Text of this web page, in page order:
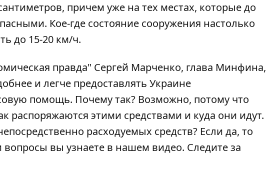
, причем уже на тех местах, которые до
Кое-где состояние сооружения настолько
до 15-20 км/ч.
правда" Сергей Марченко, глава Минфина,
и легче предоставлять Украине
помощь. Почему так? Возможно, потому что
распоряжаются этими средствами и куда они идут.
расходуемых средств? Если да, то
вопросы вы узнаете в нашем видео. Следите за